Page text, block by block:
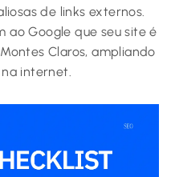
de links externos.
ao Google que seu site é
Claros, ampliando
internet.